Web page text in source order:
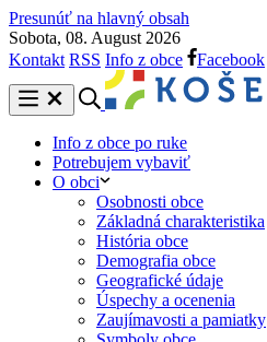
Presunúť na hlavný obsah
Sobota, 08. August 2026
Kontakt RSS Info z obce Facebook
Info z obce po ruke
Potrebujem vybaviť
O obci
Osobnosti obce
Základná charakteristika
História obce
Demografia obce
Geografické údaje
Úspechy a ocenenia
Zaujímavosti a pamiatky